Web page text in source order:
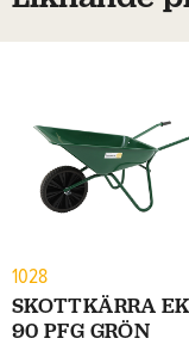
1028
SKOTTKÄRRA
90 PFG GRÖN